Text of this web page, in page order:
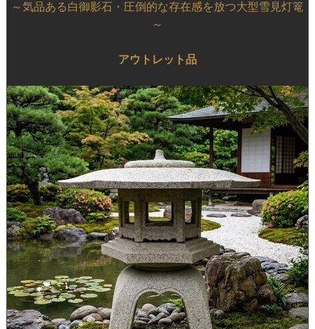
～気品ある白御影石・圧倒的な存在感を放つ大型雪見灯篭
～
アウトレット品